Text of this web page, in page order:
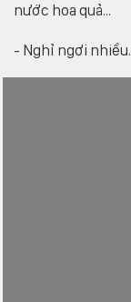
nước hoa quả...
- Nghỉ ngơi nhiều.